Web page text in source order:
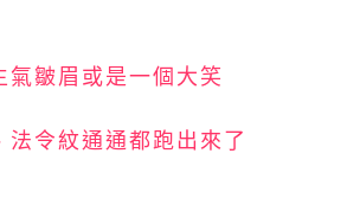
氣皺眉或是一個大笑
法令紋通通都跑出來了